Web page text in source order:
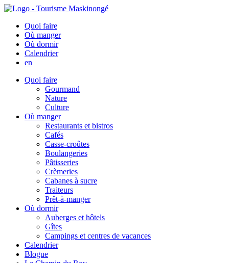
Quoi faire
Où manger
Où dormir
Calendrier
en
Quoi faire
Gourmand
Nature
Culture
Où manger
Restaurants et bistros
Cafés
Casse-croûtes
Boulangeries
Pâtisseries
Crèmeries
Cabanes à sucre
Traiteurs
Prêt-à-manger
Où dormir
Auberges et hôtels
Gîtes
Campings et centres de vacances
Calendrier
Blogue